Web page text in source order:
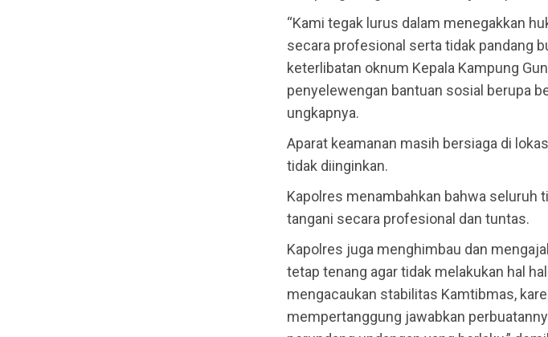
“Kami tegak lurus dalam menegakkan
secara profesional serta tidak pandang
keterlibatan oknum Kepala Kampung
penyelewengan bantuan sosial berupa
ungkapnya.
Aparat keamanan masih bersiaga di
tidak diinginkan.
Kapolres menambahkan bahwa seluruh
tangani secara profesional dan tuntas.
Kapolres juga menghimbau dan
tetap tenang agar tidak melakukan hal
mengacaukan stabilitas Kamtibmas,
mempertanggung jawabkan